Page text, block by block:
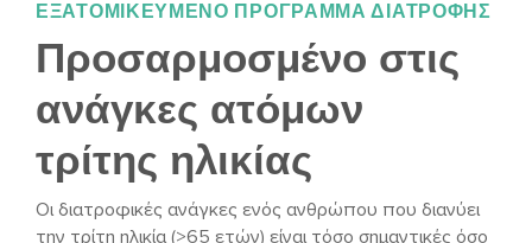
ΕΞΑΤΟΜΙΚΕΥΜΕΝΟ ΠΡΟΓΡΑΜΜΑ ΔΙΑΤΡΟΦΗΣ
Προσαρμοσμένο στις
ανάγκες ατόμων
τρίτης ηλικίας
Οι διατροφικές ανάγκες ενός ανθρώπου που διανύει
την τρίτη ηλικία (>65 ετών) είναι τόσο σημαντικές όσο